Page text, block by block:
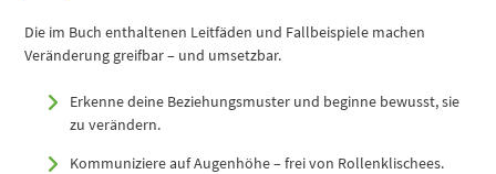
Die im Buch enthaltenen Leitfäden und Fallbeispiele machen
Veränderung greifbar – und umsetzbar.
Erkenne deine Beziehungsmuster und beginne bewusst, sie
zu verändern.
Kommuniziere auf Augenhöhe – frei von Rollenklischees.